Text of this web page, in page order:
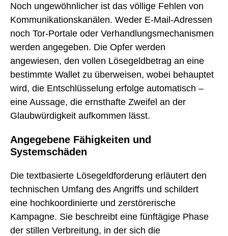
Noch ungewöhnlicher ist das völlige Fehlen von
Kommunikationskanälen. Weder E-Mail-Adressen
noch Tor-Portale oder Verhandlungsmechanismen
werden angegeben. Die Opfer werden
angewiesen, den vollen Lösegeldbetrag an eine
bestimmte Wallet zu überweisen, wobei behauptet
wird, die Entschlüsselung erfolge automatisch –
eine Aussage, die ernsthafte Zweifel an der
Glaubwürdigkeit aufkommen lässt.
Angegebene Fähigkeiten und
Systemschäden
Die textbasierte Lösegeldforderung erläutert den
technischen Umfang des Angriffs und schildert
eine hochkoordinierte und zerstörerische
Kampagne. Sie beschreibt eine fünftägige Phase
der stillen Verbreitung, in der sich die